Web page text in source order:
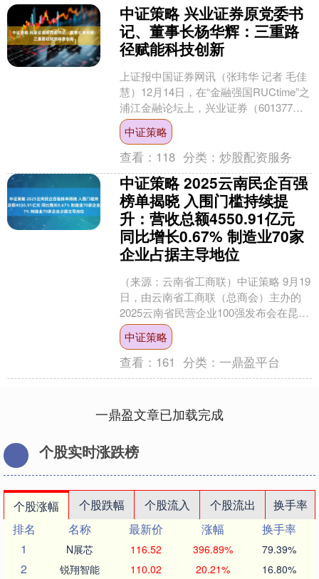
中证策略 兴业证券原党委书
记、董事长杨华辉：三重路
径赋能科技创新
上证报中国证券网讯（张玮华 记者 毛佳
慧）12月14日，在“金融强国RUCtime”之
浦江金融论坛上，兴业证券（601377）
原党委书记、董事长杨华辉表示，当
前....
中证策略
查看： 118 分类：炒股配资服务
中证策略 2025云南民企百强
榜单揭晓 入围门槛持续提
升：营收总额4550.91亿元
同比增长0.67% 制造业70家
企业占据主导地位
（来源：云南省工商联）中证策略 9月19
日，由云南省工商联（总商会）主办的
2025云南省民营企业100强发布会在昆明
隆重举行。云南省委常委、省委统战部
部长李保俊....
中证策略
查看： 161 分类： 一鼎盈平台
一鼎盈文章已加载完成
个股实时涨跌榜
个股涨幅 个股跌幅 个股流入 个股流出
换手率
排名
名称 最新价 涨幅
换手率
1
N展芯 116.52 396.89% 79.39%
2 锐翔智能 110.02 20.21% 16.80%